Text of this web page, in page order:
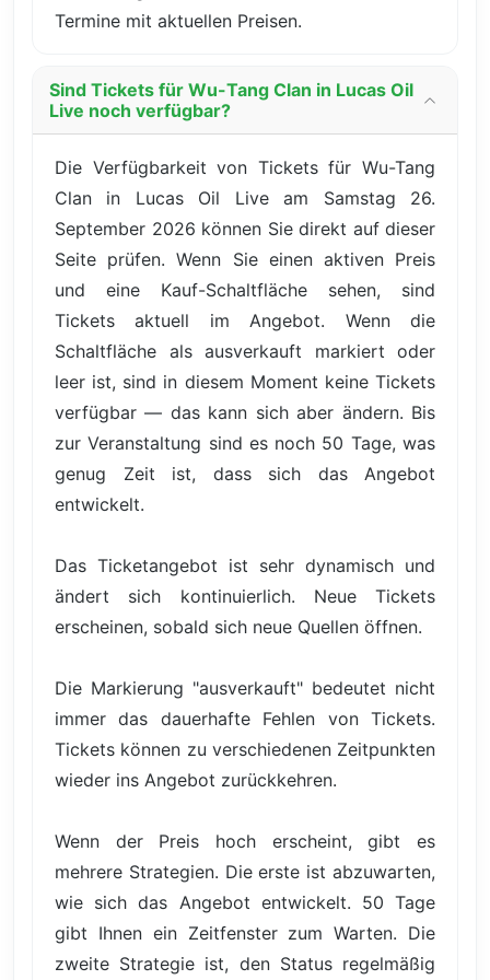
Termine mit aktuellen Preisen.
Sind Tickets für Wu-Tang Clan in Lucas Oil
Live noch verfügbar?
Die Verfügbarkeit von Tickets für Wu-Tang
Clan in Lucas Oil Live am Samstag 26.
September 2026 können Sie direkt auf dieser
Seite prüfen. Wenn Sie einen aktiven Preis
und eine Kauf-Schaltfläche sehen, sind
Tickets aktuell im Angebot. Wenn die
Schaltfläche als ausverkauft markiert oder
leer ist, sind in diesem Moment keine Tickets
verfügbar — das kann sich aber ändern. Bis
zur Veranstaltung sind es noch 50 Tage, was
genug Zeit ist, dass sich das Angebot
entwickelt.
Das Ticketangebot ist sehr dynamisch und
ändert sich kontinuierlich. Neue Tickets
erscheinen, sobald sich neue Quellen öffnen.
Die Markierung "ausverkauft" bedeutet nicht
immer das dauerhafte Fehlen von Tickets.
Tickets können zu verschiedenen Zeitpunkten
wieder ins Angebot zurückkehren.
Wenn der Preis hoch erscheint, gibt es
mehrere Strategien. Die erste ist abzuwarten,
wie sich das Angebot entwickelt. 50 Tage
gibt Ihnen ein Zeitfenster zum Warten. Die
zweite Strategie ist, den Status regelmäßig